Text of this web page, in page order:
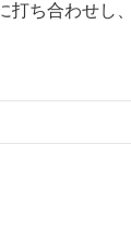
打ち合わせし